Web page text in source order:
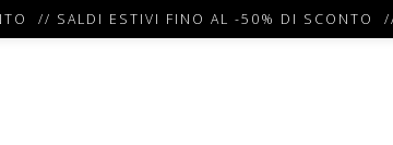
// SALDI ESTIVI FINO AL -50% DI SCONTO //